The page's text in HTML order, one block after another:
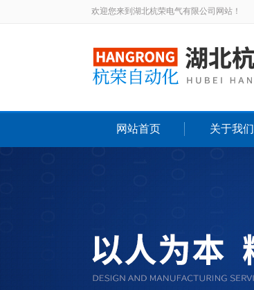
欢迎您来到湖北杭荣电气有限公司网站！
网站首页 关于我们